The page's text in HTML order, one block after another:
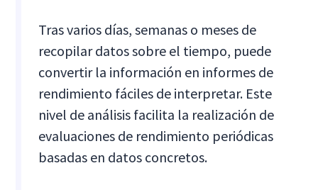
Tras varios días, semanas o meses de
recopilar datos sobre el tiempo, puede
convertir la información en informes de
rendimiento fáciles de interpretar. Este
nivel de análisis facilita la realización de
evaluaciones de rendimiento periódicas
basadas en datos concretos.